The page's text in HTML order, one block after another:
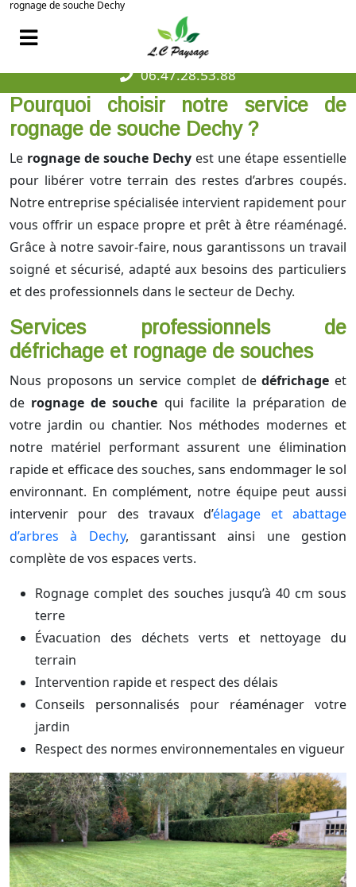
rognage de souche Dechy
06.47.28.53.88
Pourquoi choisir notre service de
rognage de souche Dechy ?
Le rognage de souche Dechy est une étape essentielle
pour libérer votre terrain des restes d’arbres coupés.
Notre entreprise spécialisée intervient rapidement pour
vous offrir un espace propre et prêt à être réaménagé.
Grâce à notre savoir-faire, nous garantissons un travail
soigné et sécurisé, adapté aux besoins des particuliers
et des professionnels dans le secteur de Dechy.
Services professionnels de
défrichage et rognage de souches
Nous proposons un service complet dedéfrichage et
de rognage de souche qui facilite la préparation de
votre jardin ou chantier. Nos méthodes modernes et
notre matériel performant assurent une élimination
rapide et efficace des souches, sans endommager le sol
environnant. En complément, notre équipe peut aussi
intervenir pour des travaux d’élagage et abattage
d’arbres à Dechy, garantissant ainsi une gestion
complète de vos espaces verts.
Rognage complet des souches jusqu’à 40 cm sous
terre
Évacuation des déchets verts et nettoyage du
terrain
Intervention rapide et respect des délais
Conseils personnalisés pour réaménager votre
jardin
Respect des normes environnementales en vigueur